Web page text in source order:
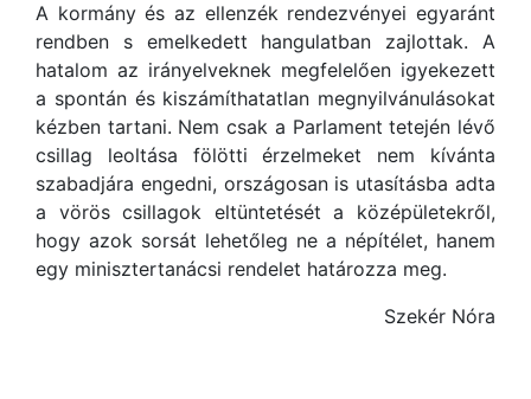
A kormány és az ellenzék rendezvényei egyaránt
rendben s emelkedett hangulatban zajlottak. A
hatalom az irányelveknek megfelelően igyekezett
a spontán és kiszámíthatatlan megnyilvánulásokat
kézben tartani. Nem csak a Parlament tetején lévő
csillag leoltása fölötti érzelmeket nem kívánta
szabadjára engedni, országosan is utasításba adta
a vörös csillagok eltüntetését a középületekről,
hogy azok sorsát lehetőleg ne a népítélet, hanem
egy minisztertanácsi rendelet határozza meg.
Szekér Nóra